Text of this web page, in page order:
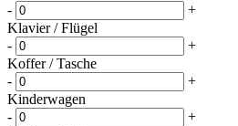
-
+
Klavier / Flügel
-
+
Koffer / Tasche
-
+
Kinderwagen
-
+